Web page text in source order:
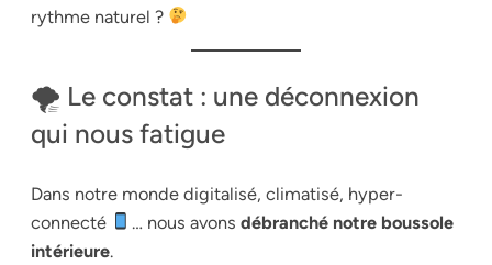
rythme naturel ?
🌪 Le constat : une déconnexion
qui nous fatigue
Dans notre monde digitalisé, climatisé, hyper-
connecté
… nous avons débranché notre boussole
intérieure.